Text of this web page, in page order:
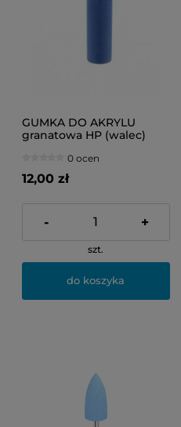
GUMKA DO AKRYLU
granatowa HP (walec)
0 ocen
12,00 zł
- +
szt.
do koszyka